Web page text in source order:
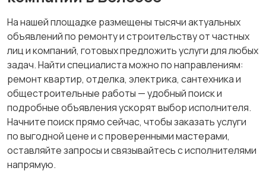
На нашей площадке размещены тысячи актуальных
объявлений по ремонту и строительству от частных
лиц и компаний, готовых предложить услуги для любых
задач. Найти специалиста можно по направлениям:
ремонт квартир, отделка, электрика, сантехника и
общестроительные работы — удобный поиск и
подробные объявления ускорят выбор исполнителя.
Начните поиск прямо сейчас, чтобы заказать услуги
по выгодной цене и с проверенными мастерами,
оставляйте запросы и связывайтесь с исполнителями
напрямую.